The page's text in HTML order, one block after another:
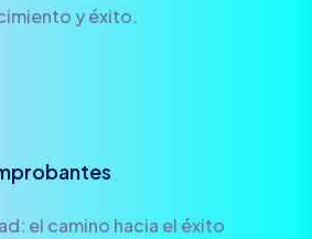
y éxito.
el camino hacia el éxito